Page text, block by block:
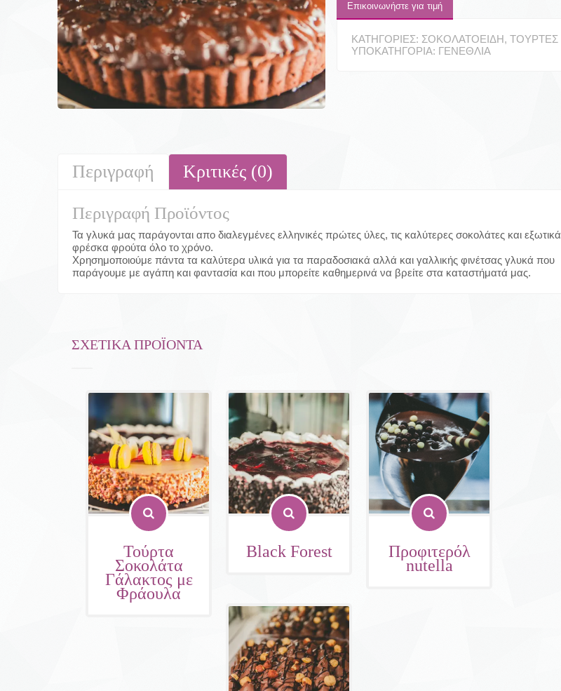
Επικοινωνήστε για τιμή
ΚΑΤΗΓΟΡΊΕΣ: ΣΟΚΟΛΑΤΟΕΙΔΉ, ΤΟΎΡΤΕΣ
ΥΠΟΚΑΤΗΓΟΡΊΑ: ΓΕΝΈΘΛΙΑ
Περιγραφή Κριτικές (0)
Περιγραφή Προϊόντος
Τα γλυκά μας παράγονται απο διαλεγμένες ελληνικές πρώτες ύλες, τις καλύτερες σοκολάτες και εξωτικά
φρέσκα φρούτα όλο το χρόνο.
Χρησημοποιούμε πάντα τα καλύτερα υλικά για τα παραδοσιακά αλλά και γαλλικής φινέτσας γλυκά που
παράγουμε με αγάπη και φαντασία και που μπορείτε καθημερινά να βρείτε στα καταστήματά μας.
ΣΧΕΤΙΚΆ ΠΡΟΪΌΝΤΑ
Τούρτα
Σοκολάτα
Γάλακτος με
Φράουλα
Black Forest Προφιτερόλ
nutella